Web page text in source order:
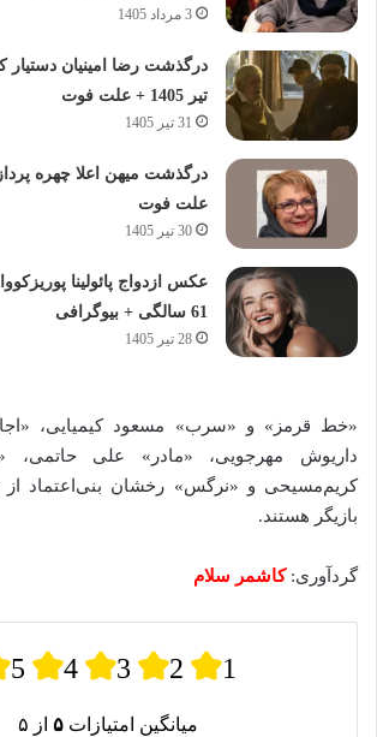
3 مرداد 1405
تیر 1405 + علت فوت
31 تیر 1405
درگذشت میهن اعلا چهره
علت فوت
30 تیر 1405
عکس ازدواج پائولینا
61 سالگی + بیوگرافی
28 تیر 1405
«خط قرمز» و «سرب» مسعود کیمیایی،
داریوش مهرجویی، «مادر» علی حاتمی،
کریم‌مسیحی و «نرگس» رخشان بنی‌اعتماد از
بازیگر هستند.
گردآوری:کاشمر سلام
5 4 3 2 1
میانگین امتیازات ۵ از ۵